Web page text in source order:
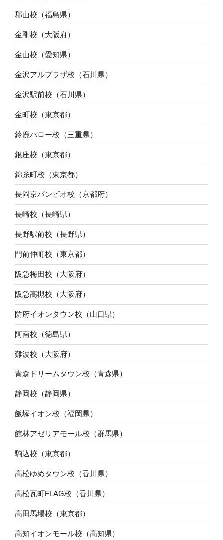
郡山校（福島県）
金剛校（大阪府）
金山校（愛知県）
金沢アルプラザ校（石川県）
金沢駅前校（石川県）
金町校（東京都）
鈴鹿バロー校（三重県）
銀座校（東京都）
錦糸町校（東京都）
長岡京バンビオ校（京都府）
長崎校（長崎県）
長野駅前校（長野県）
門前仲町校（東京都）
阪急梅田校（大阪府）
阪急高槻校（大阪府）
防府イオンタウン校（山口県）
阿南校（徳島県）
難波校（大阪府）
青森ドリームタウン校（青森県）
静岡校（静岡県）
飯塚イオン校（福岡県）
館林アゼリアモール校（群馬県）
駒込校（東京都）
高松ゆめタウン校（香川県）
高松瓦町FLAG校（香川県）
高田馬場校（東京都）
高知イオンモール校（高知県）